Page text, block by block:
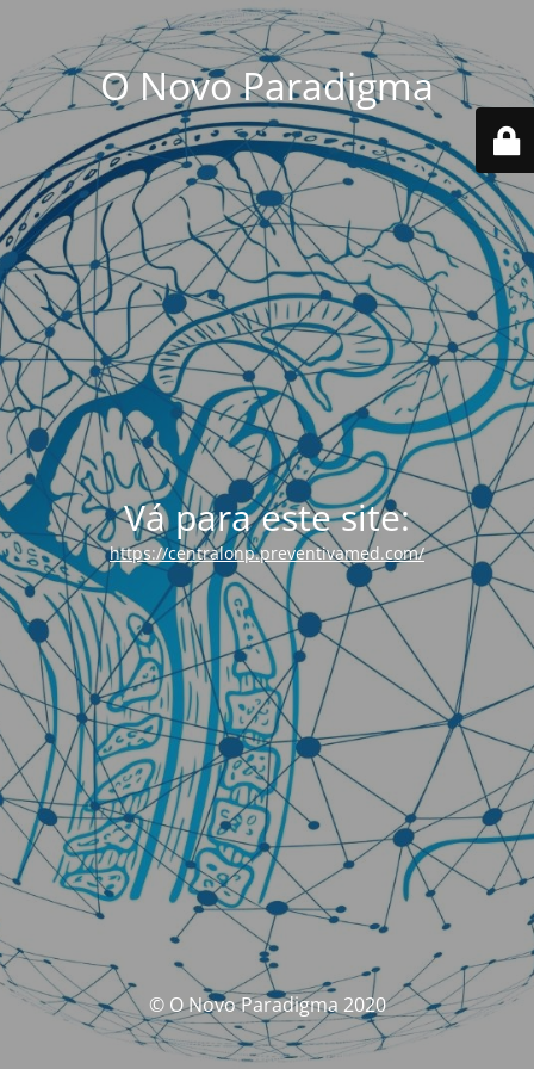
O Novo Paradigma
Vá para este site:
https://centralonp.preventivamed.com/
© O Novo Paradigma 2020